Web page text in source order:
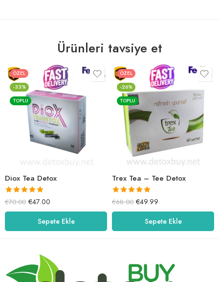
Ürünleri tavsiye et
ÖZEL
-33%
TOPLU
Diox Tea Detox
5 üzerinden
5.00oy aldı
€70.00 €47.00
Sepete Ekle
ÖZEL
-26%
TOPLU
Trex Tea – Tee Detox
5 üzerinden
5.00oy aldı
€68.00 €49.99
Sepete Ekle